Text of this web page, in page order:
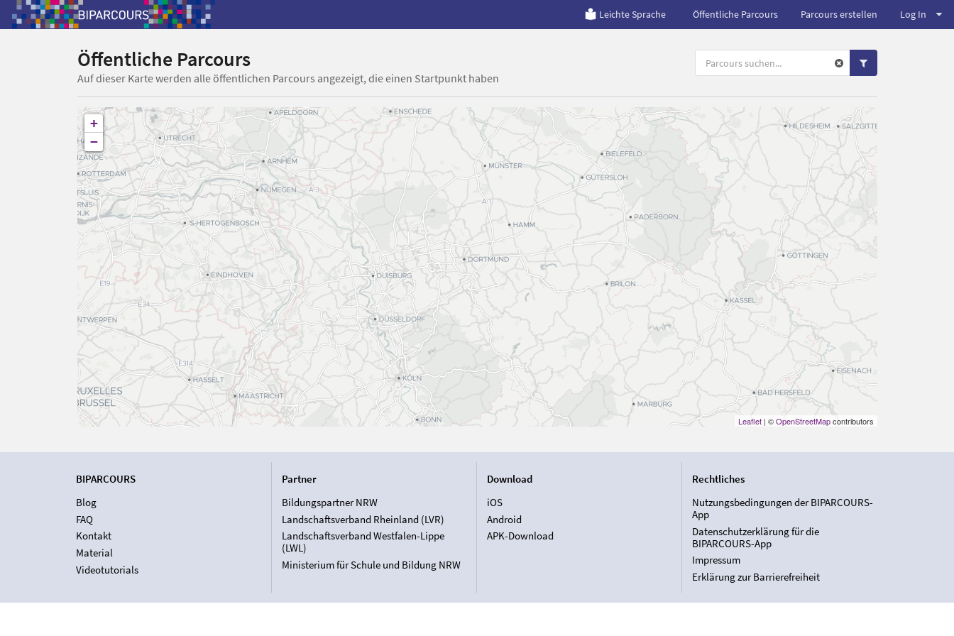
Leichte Sprache Öffentliche Parcours Parcours erstellen Log In
Öffentliche Parcours
Auf dieser Karte werden alle öffentlichen Parcours angezeigt, die einen Startpunkt haben
+
−
Leaflet| ©OpenStreetMapcontributors
BIPARCOURS
Blog
FAQ
Kontakt
Material
Videotutorials
Partner
Bildungspartner NRW
Landschaftsverband Rheinland (LVR)
Landschaftsverband Westfalen-Lippe
(LWL)
Ministerium für Schule und Bildung NRW
Download
iOS
Android
APK-Download
Rechtliches
Nutzungsbedingungen der BIPARCOURS-
App
Datenschutzerklärung für die
BIPARCOURS-App
Impressum
Erklärung zur Barrierefreiheit